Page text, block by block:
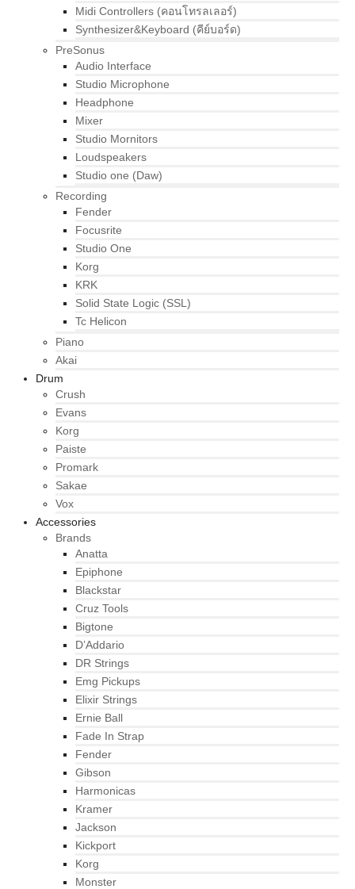
Midi Controllers (คอนโทรลเลอร์)
Synthesizer&Keyboard (คีย์บอร์ด)
PreSonus
Audio Interface
Studio Microphone
Headphone
Mixer
Studio Mornitors
Loudspeakers
Studio one (Daw)
Recording
Fender
Focusrite
Studio One
Korg
KRK
Solid State Logic (SSL)
Tc Helicon
Piano
Akai
Drum
Crush
Evans
Korg
Paiste
Promark
Sakae
Vox
Accessories
Brands
Anatta
Epiphone
Blackstar
Cruz Tools
Bigtone
D’Addario
DR Strings
Emg Pickups
Elixir Strings
Ernie Ball
Fade In Strap
Fender
Gibson
Harmonicas
Kramer
Jackson
Kickport
Korg
Monster